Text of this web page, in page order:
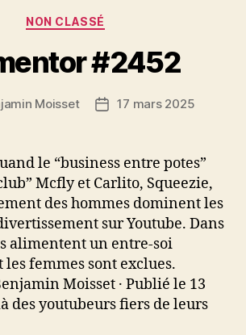
Catégories
NON CLASSÉ
#2452
Moisset
Date17 mars 2025
le “business entre potes”
Mcfly et Carlito, Squeezie,
des hommes dominent les
sur Youtube. Dans
alimentent un entre-soi
femmes sont exclues.
Moisset · Publié le 13
des youtubeurs fiers de leurs